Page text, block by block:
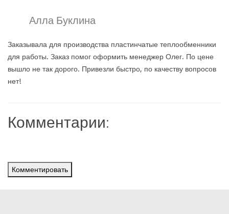
Алла Буклина
Заказывала для производства пластинчатые теплообменники
для работы. Заказ помог оформить менеджер Олег. По цене
вышло не так дорого. Привезли быстро, по качеству вопросов
нет!
Комментарии:
Комментировать